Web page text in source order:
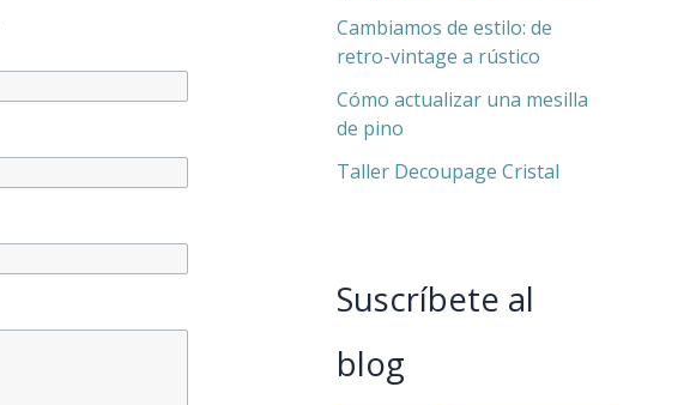
Cambiamos de estilo: de
retro-vintage a rústico
Cómo actualizar una mesilla
de pino
Taller Decoupage Cristal
Suscríbete al
blog